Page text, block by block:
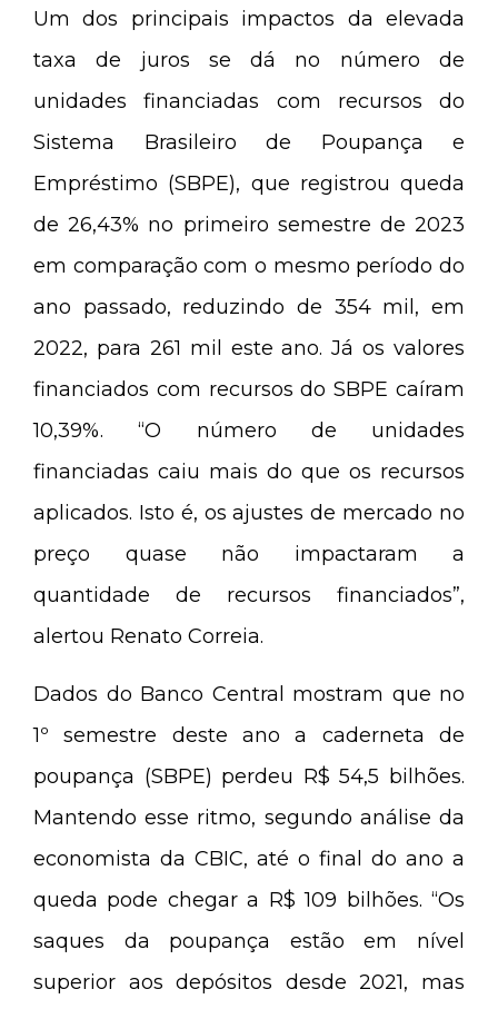
Um dos principais impactos da elevada
taxa de juros se dá no número de
unidades financiadas com recursos do
Sistema Brasileiro de Poupança e
Empréstimo (SBPE), que registrou queda
de 26,43% no primeiro semestre de 2023
em comparação com o mesmo período do
ano passado, reduzindo de 354 mil, em
2022, para 261 mil este ano. Já os valores
financiados com recursos do SBPE caíram
10,39%. “O número de unidades
financiadas caiu mais do que os recursos
aplicados. Isto é, os ajustes de mercado no
preço quase não impactaram a
quantidade de recursos financiados”,
alertou Renato Correia.
Dados do Banco Central mostram que no
1º semestre deste ano a caderneta de
poupança (SBPE) perdeu R$ 54,5 bilhões.
Mantendo esse ritmo, segundo análise da
economista da CBIC, até o final do ano a
queda pode chegar a R$ 109 bilhões. “Os
saques da poupança estão em nível
superior aos depósitos desde 2021, mas